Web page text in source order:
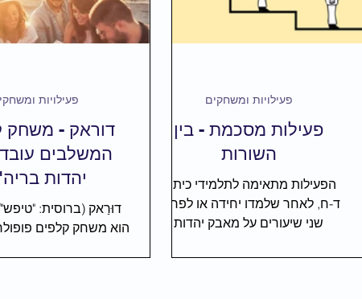
אונליין סרטים ודיונים
פעילות מסכמת - בין
השורות
הפעילות מתאימה לתלמידי כיתות
ד-ח, לאחר שלמדו יחידה או לפחות
שני שיעורים על מאבק יהדות
קבוצת תלמידים) מקבל
פעילויות ומשחקים
דוראק - משחק
המשלבים
יהדות
דוּרַאק (ברוסית:
הוא משחק קלפים
פעילויות